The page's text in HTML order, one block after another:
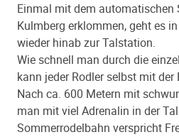
Einmal mit dem automatischen
Kulmberg erklommen, geht es
wieder hinab zur Talstation.
Wie schnell man durch die
kann jeder Rodler selbst mit
Nach ca. 600 Metern mit
man mit viel Adrenalin in der
Sommerrodelbahn verspricht